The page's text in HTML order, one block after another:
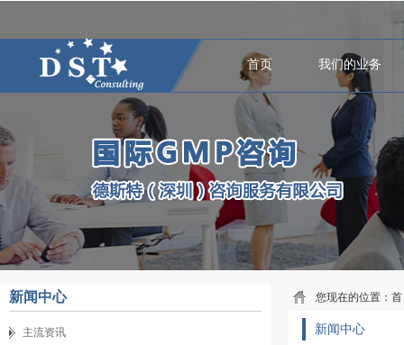
首页 我们的业务
新闻中心
主流资讯
您现在的位置： 首
新闻中心